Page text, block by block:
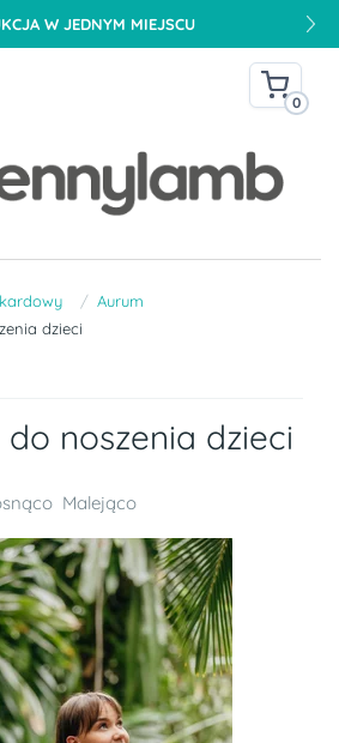
W JEDNYM MIEJSCU
0
Aurum
dzieci
do noszenia dzieci
Malejąco